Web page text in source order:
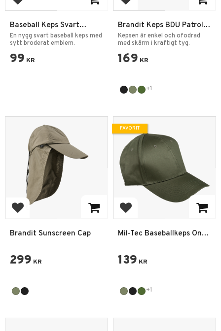
Lägg till i favoriter
Baseball Keps Svart
Emblem
En nygg svart baseball keps med
sytt broderat emblem.
99 KR
Lägg till i favoriter
Brandit Keps BDU Patrol
Cap
Kepsen är enkel och ofodrad
med skärm i kraftigt tyg.
169 KR
+1
Lägg till i favoriter
Brandit Sunscreen Cap
299 KR
Lägg till i favoriter
Mil-Tec Baseballkeps One-
139 KR
FAVORIT
+1